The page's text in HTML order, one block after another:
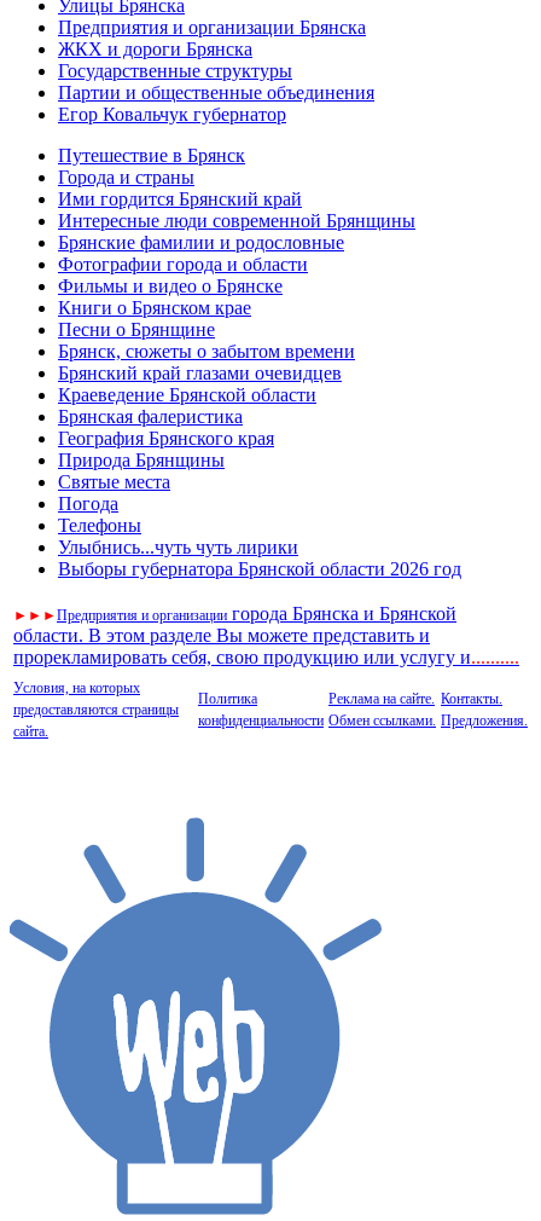
Улицы Брянска
Предприятия и организации Брянска
ЖКХ и дороги Брянска
Государственные структуры
Партии и общественные объединения
Егор Ковальчук губернатор
Путешествие в Брянск
Города и страны
Ими гордится Брянский край
Интересные люди современной Брянщины
Брянские фамилии и родословные
Фотографии города и области
Фильмы и видео о Брянске
Книги о Брянском крае
Песни о Брянщине
Брянск, сюжеты о забытом времени
Брянский край глазами очевидцев
Краеведение Брянской области
Брянская фалеристика
География Брянского края
Природа Брянщины
Святые места
Погода
Телефоны
Улыбнись...чуть чуть лирики
Выборы губернатора Брянской области 2026 год
► ► ►Предприятия и организации города Брянска и Брянской
области. В этом разделе Вы можете представить и
прорекламировать себя, свою продукцию или услугу и..........
Условия, на которых
предоставляются страницы
сайта.
Политика
конфиденциальности
Реклама на сайте.
Обмен ссылками.
Контакты.
Предложения.